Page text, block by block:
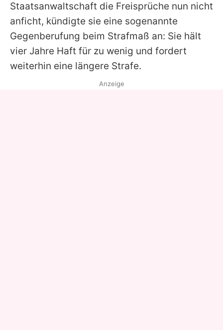
Staatsanwaltschaft die Freisprüche nun nicht
anficht, kündigte sie eine sogenannte
Gegenberufung beim Strafmaß an: Sie hält
vier Jahre Haft für zu wenig und fordert
weiterhin eine längere Strafe.
Anzeige